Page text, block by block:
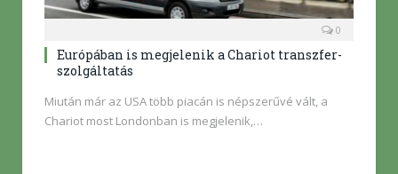
0
Európában is megjelenik a Chariot transzfer-
szolgáltatás
Miután már az USA több piacán is népszerűvé vált, a
Chariot most Londonban is megjelenik,…